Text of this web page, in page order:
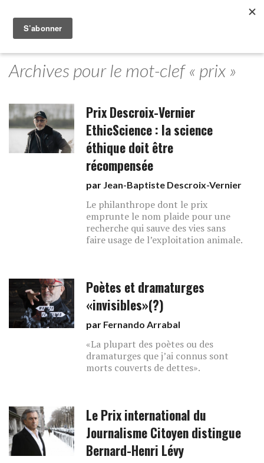
Archives pour le mot-clef « prix »
Prix Descroix-Vernier
EthicScience : la science
éthique doit être
récompensée
par Jean-Baptiste Descroix-Vernier
Le philanthrope dont le prix
emprunte le nom plaide pour une
recherche qui sauve des vies sans
faire usage de l’exploitation animale.
Poètes et dramaturges
«invisibles»(?)
par Fernando Arrabal
«La plupart des poètes ou des
dramaturges que j’ai connus sont
morts couverts de dettes».
Le Prix international du
Journalisme Citoyen distingue
Bernard-Henri Lévy